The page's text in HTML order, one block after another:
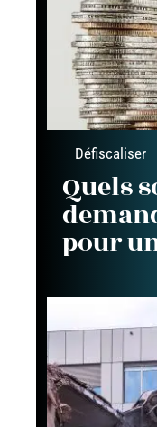
Défiscaliser
Quels
pour